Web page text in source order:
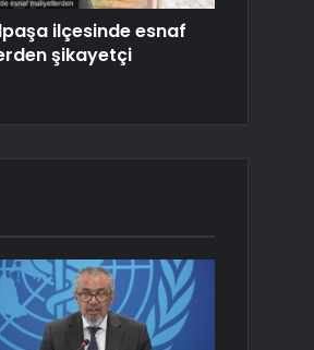
ilçesinde esnaf
şikayetçi